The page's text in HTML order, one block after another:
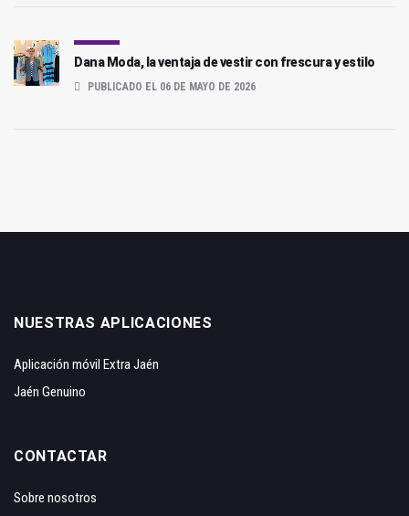
Dana Moda, la ventaja de vestir con frescura y estilo
PUBLICADO EL 06 DE MAYO DE 2026
NUESTRAS APLICACIONES
Aplicación móvil Extra Jaén
Jaén Genuino
CONTACTAR
Sobre nosotros